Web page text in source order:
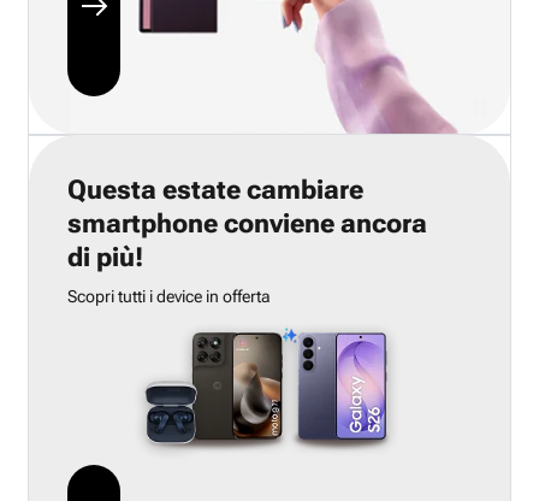
Questa estate cambiare
smartphone conviene ancora
di più!
Scopri tutti i device in offerta